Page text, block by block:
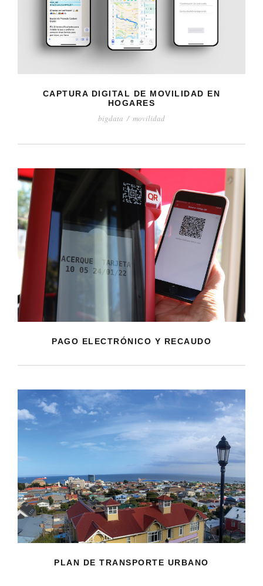
CAPTURA DIGITAL DE MOVILIDAD EN
HOGARES
bigdata / movilidad
PAGO ELECTRÓNICO Y RECAUDO
PLAN DE TRANSPORTE URBANO